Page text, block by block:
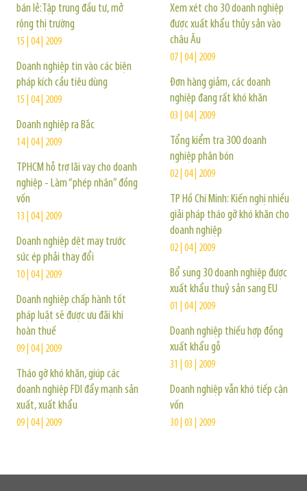
bán lẻ:Tập trung đầu tư, mở
rộng thị trường
15 | 04 | 2009
Doanh nghiệp tin vào các biện
pháp kích cầu tiêu dùng
15 | 04 | 2009
Doanh nghiệp ra Bắc
14 | 04 | 2009
TPHCM hỗ trợ lãi vay cho doanh
nghiệp - Làm “phép nhân” đồng
vốn
13 | 04 | 2009
Doanh nghiệp dệt may trước
sức ép phải thay đổi
10 | 04 | 2009
Doanh nghiệp chấp hành tốt
pháp luật sẽ được ưu đãi khi
hoàn thuế
09 | 04 | 2009
Tháo gỡ khó khăn, giúp các
doanh nghiệp FDI đẩy mạnh sản
xuất, xuất khẩu
09 | 04 | 2009
Xem xét cho 30 doanh nghiệp
được xuất khẩu thủy sản vào
châu Âu
07 | 04 | 2009
Đơn hàng giảm, các doanh
nghiệp đang rất khó khăn
03 | 04 | 2009
Tổng kiểm tra 300 doanh
nghiệp phân bón
02 | 04 | 2009
TP Hồ Chí Minh: Kiến nghị nhiều
giải pháp tháo gỡ khó khăn cho
doanh nghiệp
02 | 04 | 2009
Bổ sung 30 doanh nghiệp được
xuất khẩu thuỷ sản sang EU
01 | 04 | 2009
Doanh nghiệp thiếu hợp đồng
xuất khẩu gỗ
31 | 03 | 2009
Doanh nghiệp vẫn khó tiếp cận
vốn
30 | 03 | 2009